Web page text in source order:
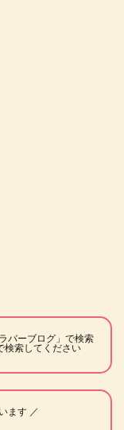
バーブログ」で検索
ます ／